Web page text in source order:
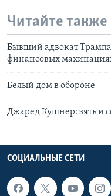
Читайте также
Бывший адвокат
финансовых
Белый дом в обороне
Джаред Кушнер: зять и
СОЦИАЛЬНЫЕ СЕТИ